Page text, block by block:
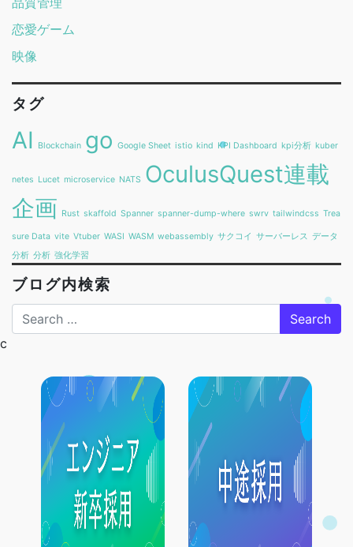
恋愛ゲーム
映像
タグ
AI Blockchain go Google Sheet istio kind KPI Dashboard kpi分析 kuber
netes Lucet microservice NATS OculusQuest連載
企画 Rust skaffold Spanner spanner-dump-where swrv tailwindcss Trea
sure Data vite Vtuber WASI WASM webassembly サクコイ サーバーレス データ
分析 分析 強化学習
ブログ内検索
Search
c